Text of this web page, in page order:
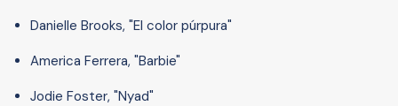
Danielle Brooks, "El color púrpura"
America Ferrera, "Barbie"
Jodie Foster, "Nyad"